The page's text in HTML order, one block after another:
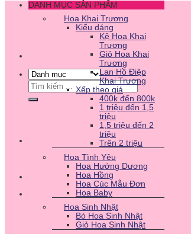
Tìm
kiếm:
DANH MỤC SẢN PHẨM
Hoa Khai Trương
Kiểu dáng
Kệ Hoa Khai
Trương
Giỏ Hoa Khai
Trương
Lan Hồ Điệp
Khai Trương
Xếp theo giá
400k đến 800k
1 triệu đến 1,5
triệu
1,5 triệu đến 2
triệu
Trên 2 triệu
Hoa Tình Yêu
Hoa Hướng Dương
Hoa Hồng
Hoa Cúc Mẫu Đơn
Hoa Baby
Hoa Sinh Nhật
Bó Hoa Sinh Nhật
Giỏ Hoa Sinh Nhật